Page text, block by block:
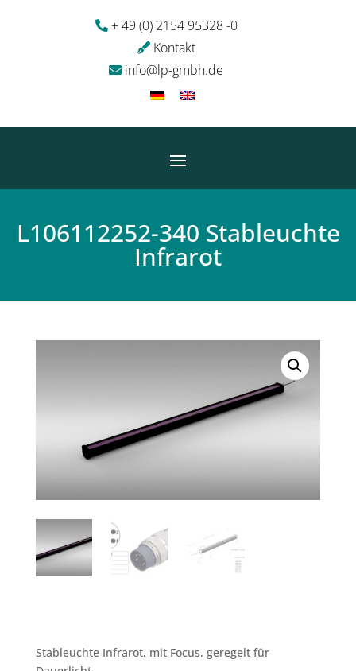
+ 49 (0) 2154 95328 -0
Kontakt
info@lp-gmbh.de
L106112252-340 Stableuchte
Infrarot
Stableuchte Infrarot, mit Focus, geregelt für